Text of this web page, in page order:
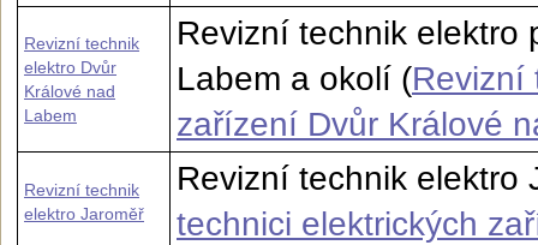
Revizní technik
elektro Dvůr
Králové nad
Labem
Revizní technik elektro
Labem a okolí (Revizní
zařízení Dvůr Králové
Revizní technik
elektro Jaroměř
Revizní technik elektro
technici elektrických